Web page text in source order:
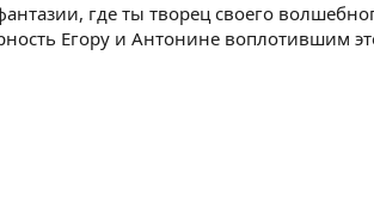
где ты творец своего
Егору и Антонине воплотившим